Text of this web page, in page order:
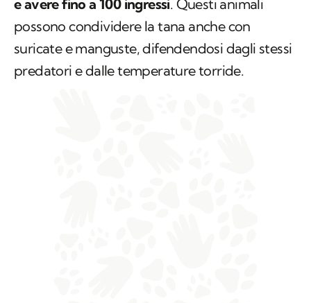
e avere fino a 100 ingressi. Questi animali
possono condividere la tana anche con
suricate e manguste, difendendosi dagli stessi
predatori e dalle temperature torride.